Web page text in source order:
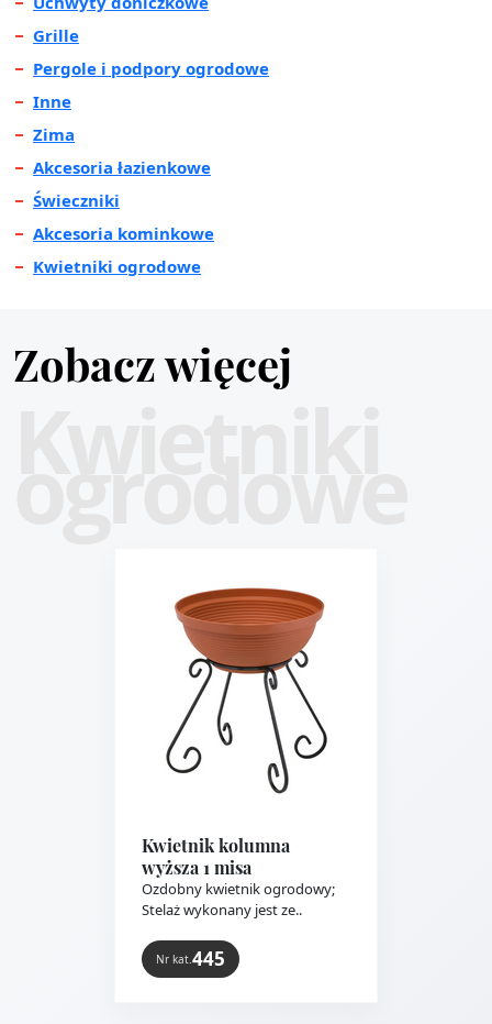
Grille
Pergole i podpory ogrodowe
Inne
Zima
Akcesoria łazienkowe
Świeczniki
Akcesoria kominkowe
Kwietniki ogrodowe
Zobacz więcej
Kwietnik kolumna
wyższa 1 misa
Ozdobny kwietnik ogrodowy;
Stelaż wykonany jest ze..
Nr kat.445